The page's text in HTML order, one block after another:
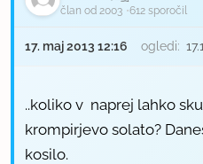
član od 2003 612 sporočil
17. maj 2013 12:16 ogledi:
..koliko v naprej lahko
krompirjevo solato?
kosilo.